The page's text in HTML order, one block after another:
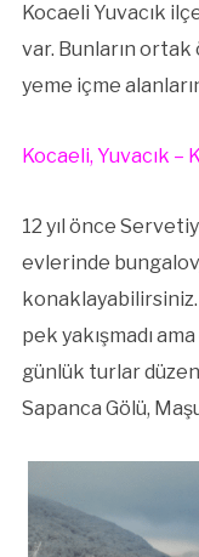
Kocaeli Yuvacık
var. Bunların ortak
yeme içme
Kocaeli, Yuvacık –
12 yıl önce
evlerinde
pek yakışmadı
günlük turlar
Sapanca Gölü,